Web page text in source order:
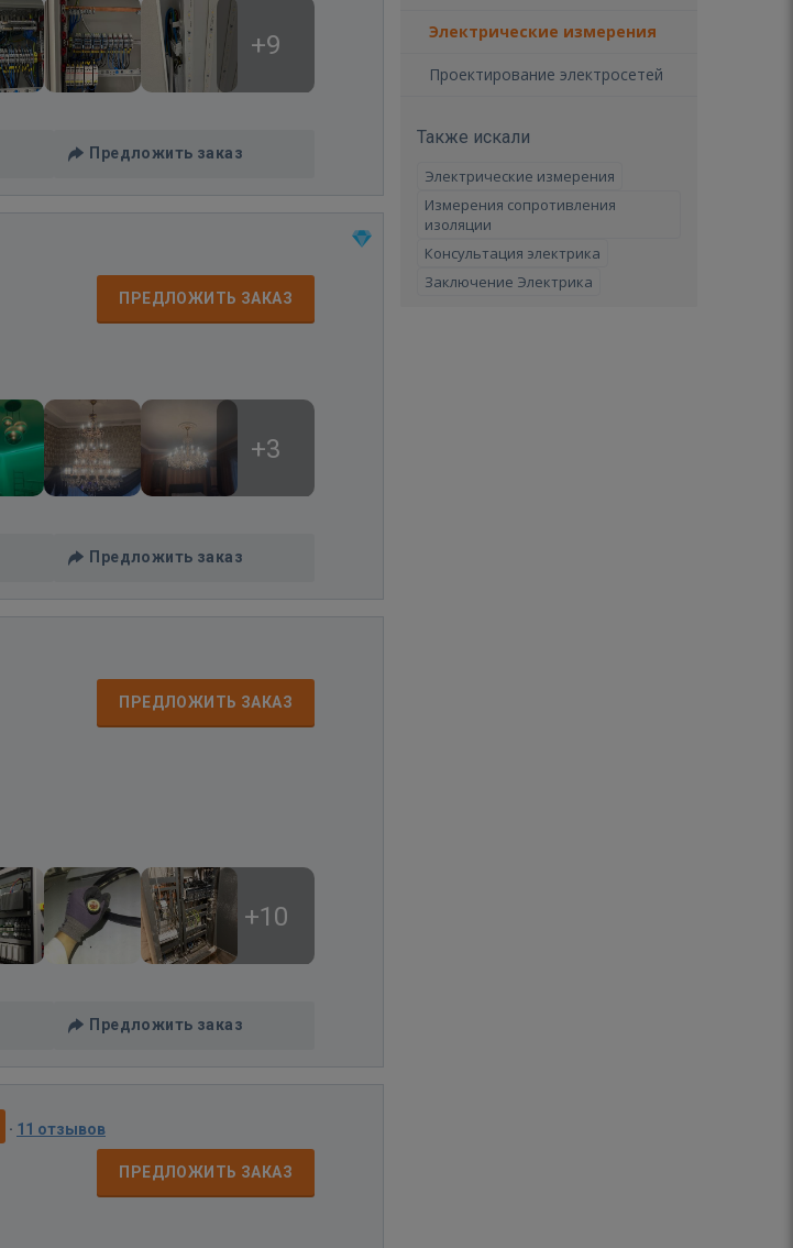
+9
Предложить заказ
ПРЕДЛОЖИТЬ ЗАКАЗ
+3
Предложить заказ
ПРЕДЛОЖИТЬ ЗАКАЗ
+10
Предложить заказ
· 11 отзывов
ПРЕДЛОЖИТЬ ЗАКАЗ
Электрические измерения
Проектирование электросетей
Также искали
Электрические измерения
Измерения сопротивления
изоляции
Консультация электрика
Заключение Электрика